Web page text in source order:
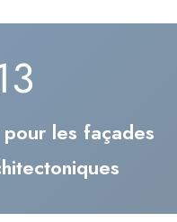
pour les façades